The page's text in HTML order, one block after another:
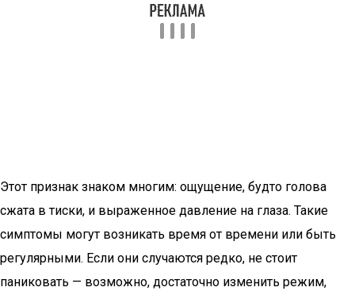
Этот признак знаком многим: ощущение, будто голова
сжата в тиски, и выраженное давление на глаза. Такие
симптомы могут возникать время от времени или быть
регулярными. Если они случаются редко, не стоит
паниковать — возможно, достаточно изменить режим,